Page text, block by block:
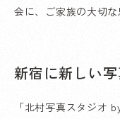
会に、ご家族の大切
新宿に新しい
「北村写真スタジオ